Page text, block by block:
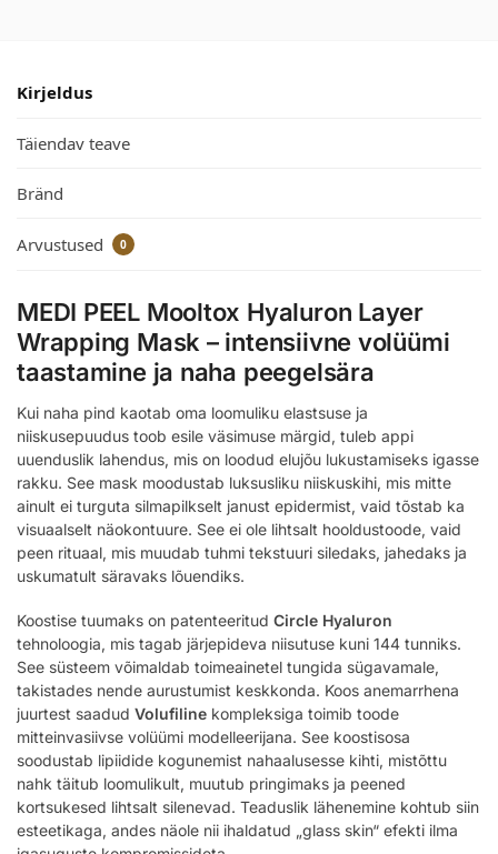
Kirjeldus
Täiendav teave
Bränd
Arvustused 0
MEDI PEEL Mooltox Hyaluron Layer
Wrapping Mask – intensiivne volüümi
taastamine ja naha peegelsära
Kui naha pind kaotab oma loomuliku elastsuse ja
niiskusepuudus toob esile väsimuse märgid, tuleb appi
uuenduslik lahendus, mis on loodud elujõu lukustamiseks igasse
rakku. See mask moodustab luksusliku niiskuskihi, mis mitte
ainult ei turguta silmapilkselt janust epidermist, vaid tõstab ka
visuaalselt näokontuure. See ei ole lihtsalt hooldustoode, vaid
peen rituaal, mis muudab tuhmi tekstuuri siledaks, jahedaks ja
uskumatult säravaks lõuendiks.
Koostise tuumaks on patenteeritud Circle Hyaluron
tehnoloogia, mis tagab järjepideva niisutuse kuni 144 tunniks.
See süsteem võimaldab toimeainetel tungida sügavamale,
takistades nende aurustumist keskkonda. Koos anemarrhena
juurtest saadud Volufiline kompleksiga toimib toode
mitteinvasiivse volüümi modelleerijana. See koostisosa
soodustab lipiidide kogunemist nahaalusesse kihti, mistõttu
nahk täitub loomulikult, muutub pringimaks ja peened
kortsukesed lihtsalt silenevad. Teaduslik lähenemine kohtub siin
esteetikaga, andes näole nii ihaldatud „glass skin“ efekti ilma